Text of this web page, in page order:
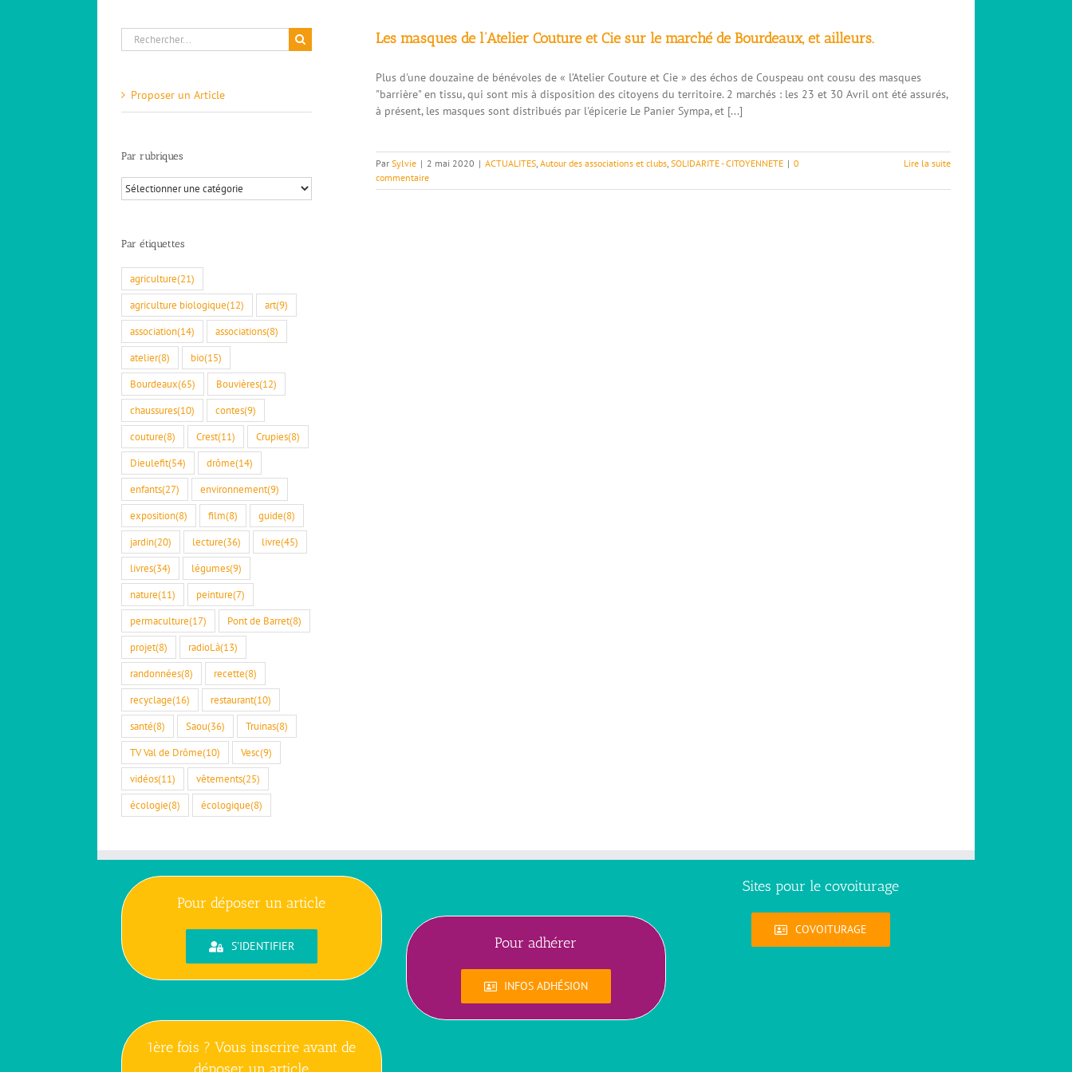
Les masques de l’Atelier Couture et Cie sur le marché de Bourdeaux, et ailleurs.
Plus d'une douzaine de bénévoles de « l’Atelier Couture et Cie » des échos de Couspeau ont cousu des masques
"barrière" en tissu, qui sont mis à disposition des citoyens du territoire. 2 marchés : les 23 et 30 Avril ont été assurés,
à présent, les masques sont distribués par l'épicerie Le Panier Sympa, et [...]
ParSylvie | 2 mai 2020 | ACTUALITES ,Autour des associations et clubs ,SOLIDARITE - CITOYENNETE | 0
commentaire
Lire la suite
Rechercher:
Proposer un Article
Par rubriques
Par
rubriques
Par étiquettes
agriculture(21)
agriculture biologique(12) art(9)
association(14) associations(8)
atelier(8) bio(15)
Bourdeaux(65) Bouvières(12)
chaussures(10) contes(9)
couture(8) Crest(11) Crupies(8)
Dieulefit(54) drôme(14)
enfants(27) environnement(9)
exposition(8) film(8) guide(8)
jardin(20) lecture(36) livre(45)
livres(34) légumes(9)
nature(11) peinture(7)
permaculture(17) Pont de Barret(8)
projet(8) radioLà(13)
randonnées(8) recette(8)
recyclage(16) restaurant(10)
santé(8) Saou(36) Truinas(8)
TV Val de Drôme(10) Vesc(9)
vidéos(11) vêtements(25)
écologie(8) écologique(8)
Pour déposer un article
S'IDENTIFIER
1ère fois ? Vous inscrire avant de
Pour adhérer
INFOS ADHÉSION
Sites pour le covoiturage
COVOITURAGE